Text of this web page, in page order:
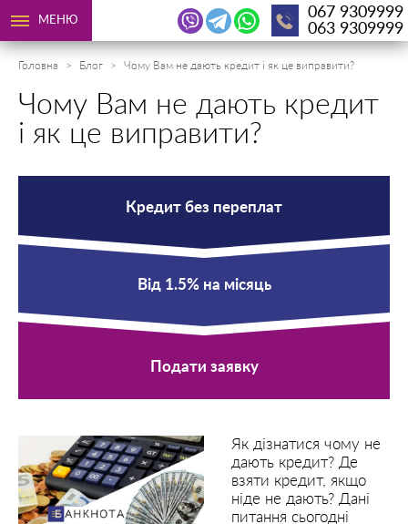
МЕНЮ
067 9309999
063 9309999
Головна Блог Чому Вам не дають кредит і як це виправити?
Чому Вам не дають кредит
і як це виправити?
Кредит без переплат
Від 1.5% на місяць
Подати заявку
Як дізнатися чому не
дають кредит? Де
взяти кредит, якщо
ніде не дають? Дані
питання сьогодні